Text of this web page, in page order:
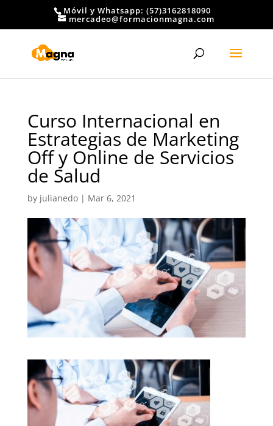
Móvil y Whatsapp: (57)3162818090
mercadeo@formacionmagna.com
Curso Internacional en
Estrategias de Marketing
Off y Online de Servicios
de Salud
by julianedo| Mar 6, 2021